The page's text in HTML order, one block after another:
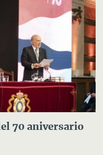
70 aniversario